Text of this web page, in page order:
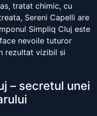
tratat chimic, cu
Sereni Capelli are
Simpliq Cluj este
nevoile tuturor
rezultat vizibil si
– secretul unei